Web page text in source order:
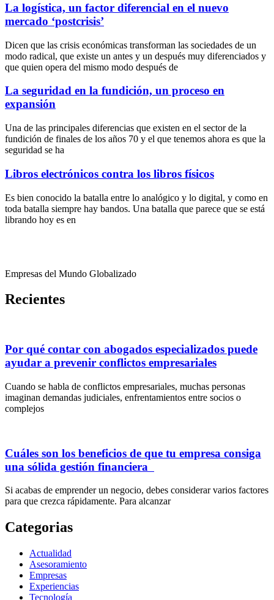
La logística, un factor diferencial en el nuevo
mercado ‘postcrisis’
Dicen que las crisis económicas transforman las sociedades de un
modo radical, que existe un antes y un después muy diferenciados y
que quien opera del mismo modo después de
La seguridad en la fundición, un proceso en
expansión
Una de las principales diferencias que existen en el sector de la
fundición de finales de los años 70 y el que tenemos ahora es que la
seguridad se ha
Libros electrónicos contra los libros físicos
Es bien conocido la batalla entre lo analógico y lo digital, y como en
toda batalla siempre hay bandos. Una batalla que parece que se está
librando hoy es en
Empresas del Mundo Globalizado
Recientes
Por qué contar con abogados especializados puede
ayudar a prevenir conflictos empresariales
Cuando se habla de conflictos empresariales, muchas personas
imaginan demandas judiciales, enfrentamientos entre socios o
complejos
Cuáles son los beneficios de que tu empresa consiga
una sólida gestión financiera
Si acabas de emprender un negocio, debes considerar varios factores
para que crezca rápidamente. Para alcanzar
Categorias
Actualidad
Asesoramiento
Empresas
Experiencias
Tecnología